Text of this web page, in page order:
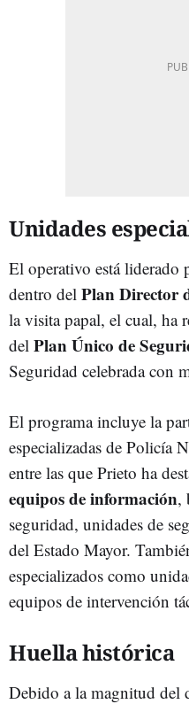
Unidades
El operativo está liderado
dentro del Plan Director
la visita papal, el cual, ha
del Plan Único de
Seguridad celebrada con
El programa incluye la
especializadas de Policía
entre las que Prieto ha
equipos de información,
seguridad, unidades de
del Estado Mayor.
especializados como
equipos de intervención
Huella histórica
Debido a la magnitud del